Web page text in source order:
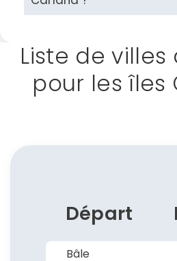
Liste de
pour les îles
Départ
Bâle